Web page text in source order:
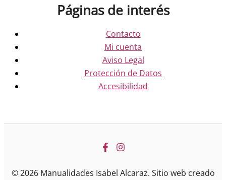
Páginas de interés
Contacto
Mi cuenta
Aviso Legal
Protección de Datos
Accesibilidad
© 2026 Manualidades Isabel Alcaraz. Sitio web creado